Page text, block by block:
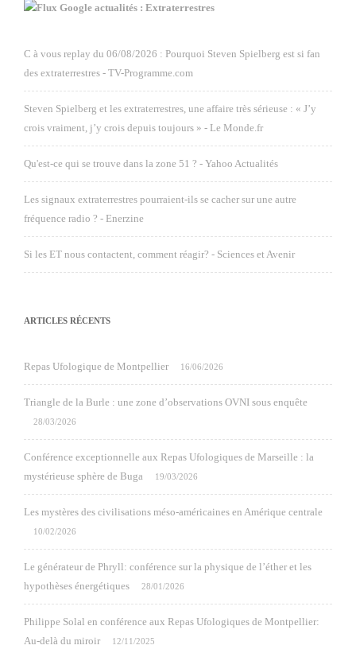
Google actualités : Extraterrestres
C à vous replay du 06/08/2026 : Pourquoi Steven Spielberg est si fan
des extraterrestres - TV-Programme.com
Steven Spielberg et les extraterrestres, une affaire très sérieuse : « J’y
crois vraiment, j’y crois depuis toujours » - Le Monde.fr
Qu'est-ce qui se trouve dans la zone 51 ? - Yahoo Actualités
Les signaux extraterrestres pourraient-ils se cacher sur une autre
fréquence radio ? - Enerzine
Si les ET nous contactent, comment réagir? - Sciences et Avenir
ARTICLES RÉCENTS
Repas Ufologique de Montpellier 16/06/2026
Triangle de la Burle : une zone d’observations OVNI sous enquête
28/03/2026
Conférence exceptionnelle aux Repas Ufologiques de Marseille : la
mystérieuse sphère de Buga
19/03/2026
Les mystères des civilisations méso-américaines en Amérique centrale
10/02/2026
Le générateur de Phryll: conférence sur la physique de l’éther et les
hypothèses énergétiques
28/01/2026
Philippe Solal en conférence aux Repas Ufologiques de Montpellier:
Au-delà du miroir
12/11/2025